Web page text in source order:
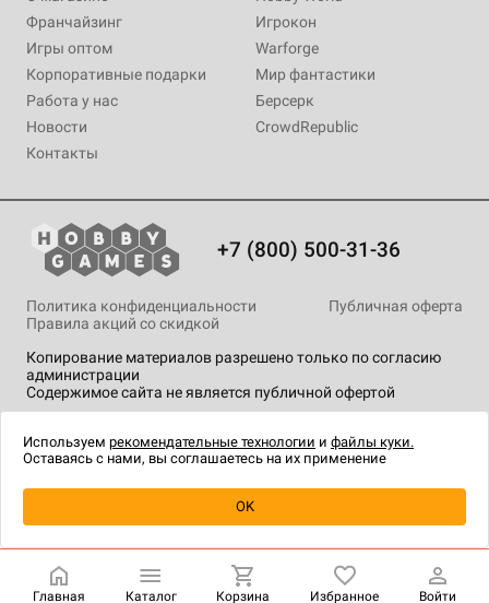
Купить| 5 990 ₽
Франчайзинг
Игры оптом
Корпоративные подарки
Работа у нас
Новости
Контакты
Игрокон
Warforge
Мир фантастики
Берсерк
CrowdRepublic
+7 (800) 500-31-36
Копирование материалов разрешено только по согласию
администрации
Содержимое сайта не является публичной офертой
Политика конфиденциальности
Публичная оферта
Правила акций со скидкой
технологии.
Главная Каталог Корзина Избранное Войти
Используем рекомендательные технологии и файлы куки.
Оставаясь с нами, вы соглашаетесь на их применение
OK